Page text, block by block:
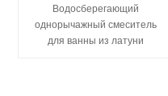
Водосберегающий
однорычажный смеситель
для ванны из латуни